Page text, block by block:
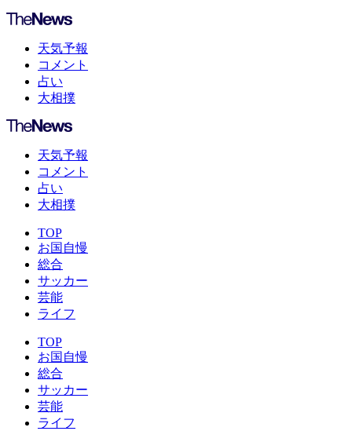
天気予報
コメント
占い
大相撲
天気予報
コメント
占い
大相撲
TOP
お国自慢
総合
サッカー
芸能
ライフ
TOP
お国自慢
総合
サッカー
芸能
ライフ